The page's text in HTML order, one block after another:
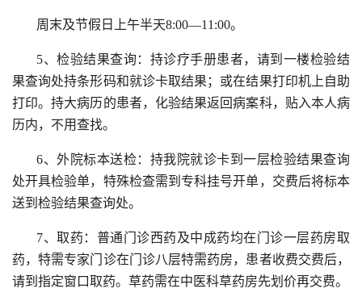
周末及节假日上午半天8:00—11:00。
5、检验结果查询：持诊疗手册患者，请到一楼检验结
果查询处持条形码和就诊卡取结果；或在结果打印机上自助
打印。持大病历的患者，化验结果返回病案科，贴入本人病
历内，不用查找。
6、外院标本送检：持我院就诊卡到一层检验结果查询
处开具检验单，特殊检查需到专科挂号开单，交费后将标本
送到检验结果查询处。
7、取药：普通门诊西药及中成药均在门诊一层药房取
药，特需专家门诊在门诊八层特需药房，患者收费交费后，
请到指定窗口取药。草药需在中医科草药房先划价再交费。